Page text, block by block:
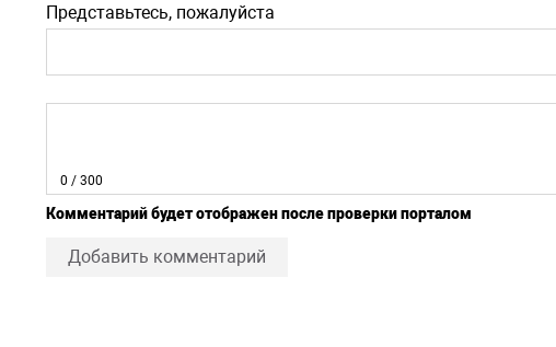
Представьтесь, пожалуйста
0 / 300
Комментарий будет отображен после проверки порталом
Добавить комментарий